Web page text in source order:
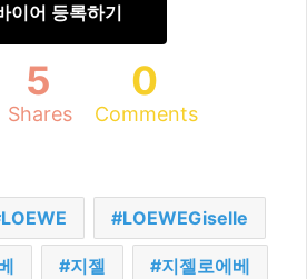
이어 등록하기
5
Shares
0
Comments
LOEWE LOEWEGiselle
지젤 지젤로에베